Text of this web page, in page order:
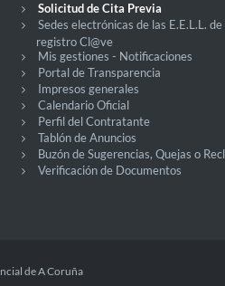
Solicitud de Cita Previa
Sedes electrónicas de las E.E.L.L.
registro Cl@ve
Mis gestiones - Notificaciones
Portal de Transparencia
Impresos generales
Calendario Oficial
Perfil del Contratante
Tablón de Anuncios
Buzón de Sugerencias, Quejas o
Verificación de Documentos
de A Coruña